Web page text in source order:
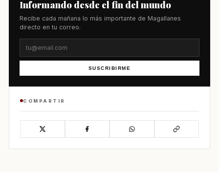
Informando desde el fin del mundo
Recibe cada mañana lo más importante de Magallanes
directo en tu correo.
SUSCRIBIRME
COMPARTIR